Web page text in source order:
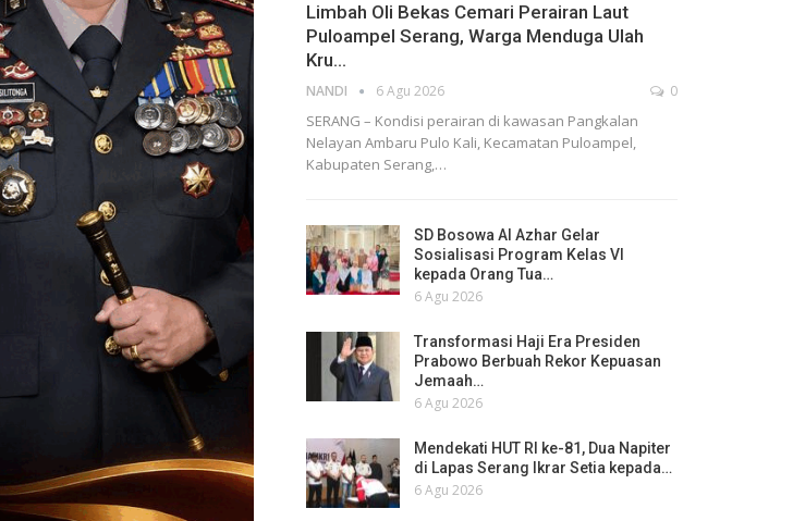
Limbah Oli Bekas Cemari Perairan Laut
Puloampel Serang, Warga Menduga Ulah
Kru…
NANDI 6 Agu 2026 0
SERANG – Kondisi perairan di kawasan Pangkalan
Nelayan Ambaru Pulo Kali, Kecamatan Puloampel,
Kabupaten Serang,…
SD Bosowa Al Azhar Gelar
Sosialisasi Program Kelas VI
kepada Orang Tua…
6 Agu 2026
Transformasi Haji Era Presiden
Prabowo Berbuah Rekor Kepuasan
Jemaah…
6 Agu 2026
Mendekati HUT RI ke-81, Dua Napiter
di Lapas Serang Ikrar Setia kepada…
6 Agu 2026